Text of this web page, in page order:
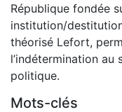
République fondée
institution/
théorisé Lefort,
l’indétermination au
politique.
Mots-clés